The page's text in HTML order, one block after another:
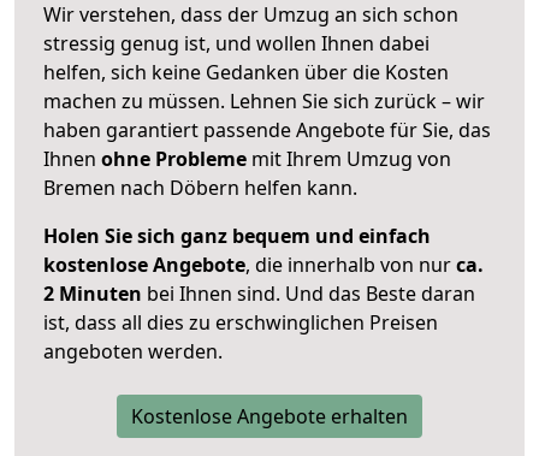
Wir verstehen, dass der Umzug an sich schon
stressig genug ist, und wollen Ihnen dabei
helfen, sich keine Gedanken über die Kosten
machen zu müssen. Lehnen Sie sich zurück – wir
haben garantiert passende Angebote für Sie, das
Ihnen ohne Probleme mit Ihrem Umzug von
Bremen nach Döbern helfen kann.
Holen Sie sich ganz bequem und einfach
kostenlose Angebote, die innerhalb von nurca.
2 Minuten bei Ihnen sind. Und das Beste daran
ist, dass all dies zu erschwinglichen Preisen
angeboten werden.
Kostenlose Angebote erhalten